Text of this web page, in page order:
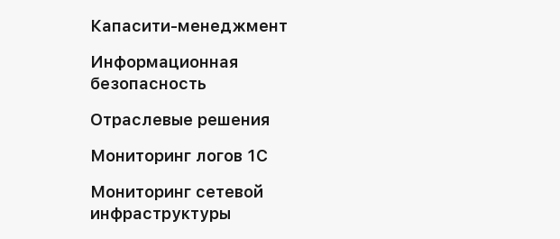
Капасити-менеджмент
Информационная
безопасность
Отраслевые решения
Мониторинг логов 1С
Мониторинг сетевой
инфраструктуры